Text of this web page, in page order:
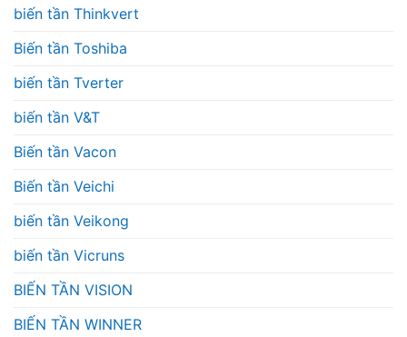
biến tần Thinkvert
Biến tần Toshiba
biến tần Tverter
biến tần V&T
Biến tần Vacon
Biến tần Veichi
biến tần Veikong
biến tần Vicruns
BIẾN TẦN VISION
BIẾN TẦN WINNER